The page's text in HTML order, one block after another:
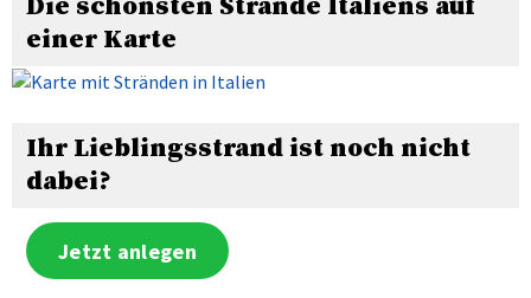
Die schönsten Strände Italiens auf
einer Karte
Ihr Lieblingsstrand ist noch nicht
dabei?
Jetzt anlegen